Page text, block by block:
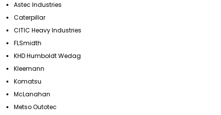
Astec Industries
Caterpillar
CITIC Heavy Industries
FLSmidth
KHD Humboldt Wedag
Kleemann
Komatsu
McLanahan
Metso Outotec